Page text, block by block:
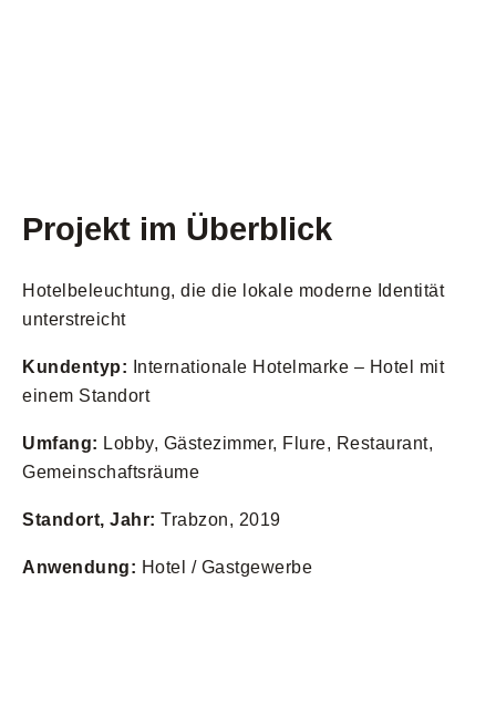
Projekt im Überblick
Hotelbeleuchtung, die die lokale moderne Identität
unterstreicht
Kundentyp: Internationale Hotelmarke – Hotel mit
einem Standort
Umfang: Lobby, Gästezimmer, Flure, Restaurant,
Gemeinschaftsräume
Standort, Jahr: Trabzon, 2019
Anwendung: Hotel / Gastgewerbe